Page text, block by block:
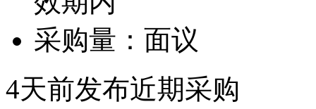
采购量： 面议
4天前发布近期采购